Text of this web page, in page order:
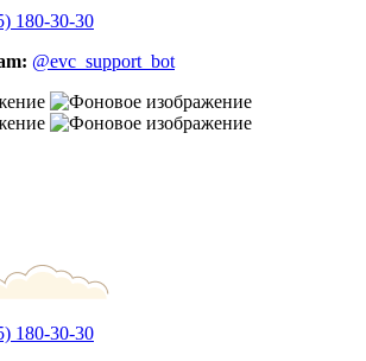
180-30-30
@evc_support_bot
180-30-30